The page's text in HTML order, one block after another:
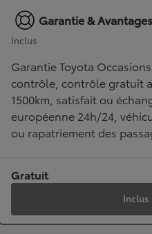
Garantie &
Inclus
Garantie Toyota
contrôle, contrôle gratuit
1500km, satisfait ou
européenne 24h/24,
ou rapatriement des
Gratuit
Inclus